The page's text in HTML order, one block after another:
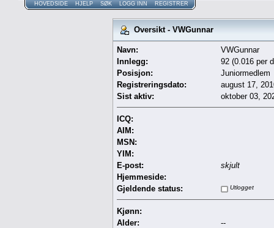
HOVEDSIDE HJELP SØK LOGG INN REGISTRER
Oversikt - VWGunnar
Navn:
VWGunnar
Innlegg:
92 (0.016 per
Posisjon:
Juniormedlem
Registreringsdato:
august 17,
Sist aktiv:
oktober 03,
ICQ:
AIM:
MSN:
YIM:
E-post:
skjult
Hjemmeside:
Gjeldende status:
Utlogget
Kjønn:
Alder:
--